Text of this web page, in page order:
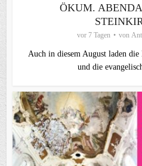
ÖKUM.
vor 7 Tagen von
Auch in diesem August laden
und die